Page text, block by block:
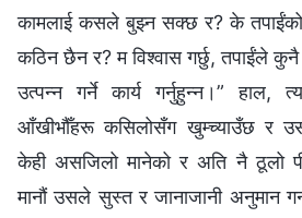
कामलाई कसले बुझ्न सक्छ र? के तपाईंको
कठिन छैन र? म विश्‍वास गर्छु, तपाईंले
उत्पन्न गर्ने कार्य गर्नुहुन्न।” हाल,
आँखीभौँहरू कसिलोसँग खुम्च्याउँछ र
केही असजिलो मानेको र अति नै ठूलो
मानौं उसले सुस्त र जानाजानी अनुमान